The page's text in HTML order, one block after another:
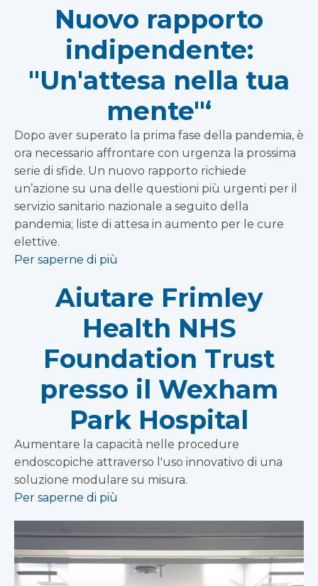
Nuovo rapporto
indipendente:
"Un'attesa nella tua
mente"‘
Dopo aver superato la prima fase della pandemia, è
ora necessario affrontare con urgenza la prossima
serie di sfide. Un nuovo rapporto richiede
un’azione su una delle questioni più urgenti per il
servizio sanitario nazionale a seguito della
pandemia; liste di attesa in aumento per le cure
elettive.
Per saperne di più
Aiutare Frimley
Health NHS
Foundation Trust
presso il Wexham
Park Hospital
Aumentare la capacità nelle procedure
endoscopiche attraverso l'uso innovativo di una
soluzione modulare su misura.
Per saperne di più